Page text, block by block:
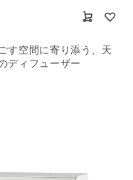
す空間に寄り添う、天
ディフューザー